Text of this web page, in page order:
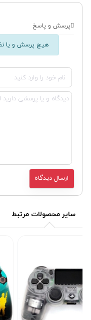
پرسش و پاسخ
هیچ پرسش و یا
سایر محصولات مرتبط